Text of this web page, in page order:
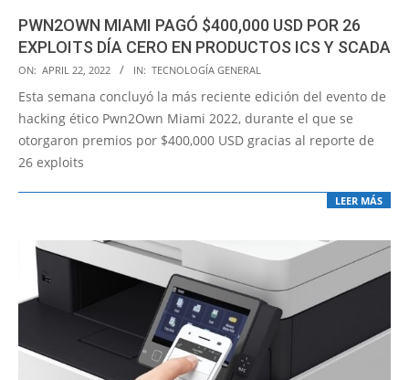
PWN2OWN MIAMI PAGÓ $400,000 USD POR 26
EXPLOITS DÍA CERO EN PRODUCTOS ICS Y SCADA
2022-
04-
22
ON: APRIL 22, 2022 IN: TECNOLOGÍA GENERAL
Esta semana concluyó la más reciente edición del evento de
hacking ético Pwn2Own Miami 2022, durante el que se
otorgaron premios por $400,000 USD gracias al reporte de
26 exploits
LEER MÁS